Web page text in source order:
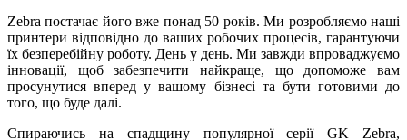
Zebra постачає його вже понад 50 років. Ми розробляємо наші
принтери відповідно до ваших робочих процесів, гарантуючи
їх безперебійну роботу. День у день. Ми завжди впроваджуємо
інновації, щоб забезпечити найкраще, що допоможе вам
просунутися вперед у вашому бізнесі та бути готовими до
того, що буде далі.
Спираючись на спадщину популярної серії GK Zebra,